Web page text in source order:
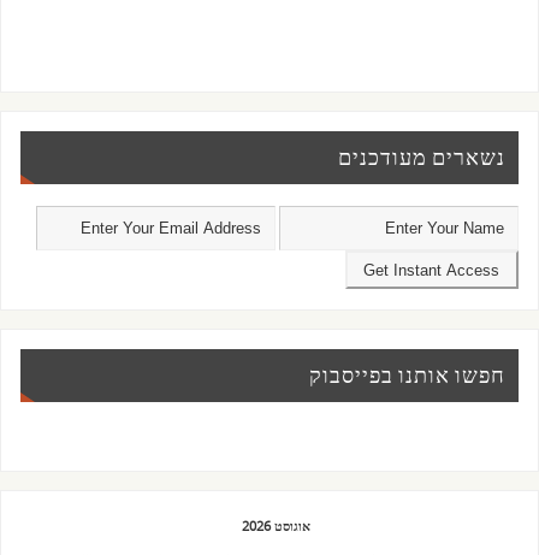
נשארים מעודכנים
חפשו אותנו בפייסבוק
אוגוסט 2026